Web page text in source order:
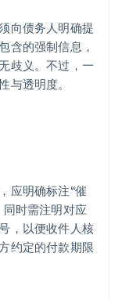
向债务人明确提
含的强制信息，
歧义。不过，一
与透明度。
应明确标注“催
时需注明对应
，以便收件人核
约定的付款期限